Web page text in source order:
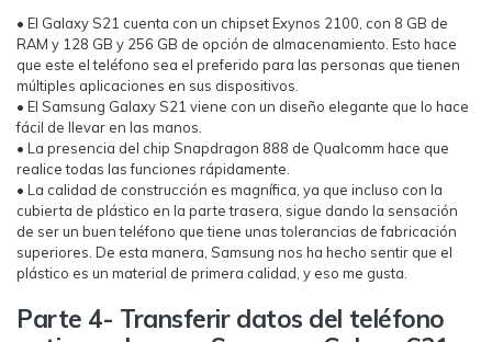
• El Galaxy S21 cuenta con un chipset Exynos 2100, con 8 GB de
RAM y 128 GB y 256 GB de opción de almacenamiento. Esto hace
que este el teléfono sea el preferido para las personas que tienen
múltiples aplicaciones en sus dispositivos.
• El Samsung Galaxy S21 viene con un diseño elegante que lo hace
fácil de llevar en las manos.
• La presencia del chip Snapdragon 888 de Qualcomm hace que
realice todas las funciones rápidamente.
• La calidad de construcción es magnífica, ya que incluso con la
cubierta de plástico en la parte trasera, sigue dando la sensación
de ser un buen teléfono que tiene unas tolerancias de fabricación
superiores. De esta manera, Samsung nos ha hecho sentir que el
plástico es un material de primera calidad, y eso me gusta.
Parte 4- Transferir datos del teléfono